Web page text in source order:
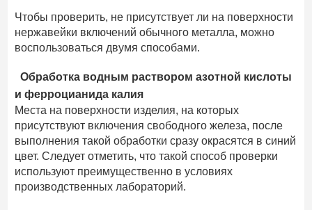
Чтобы проверить, не присутствует ли на поверхности
нержавейки включений обычного металла, можно
воспользоваться двумя способами.
Обработка водным раствором азотной кислоты
и ферроцианида калия
Места на поверхности изделия, на которых
присутствуют включения свободного железа, после
выполнения такой обработки сразу окрасятся в синий
цвет. Следует отметить, что такой способ проверки
используют преимущественно в условиях
производственных лабораторий.